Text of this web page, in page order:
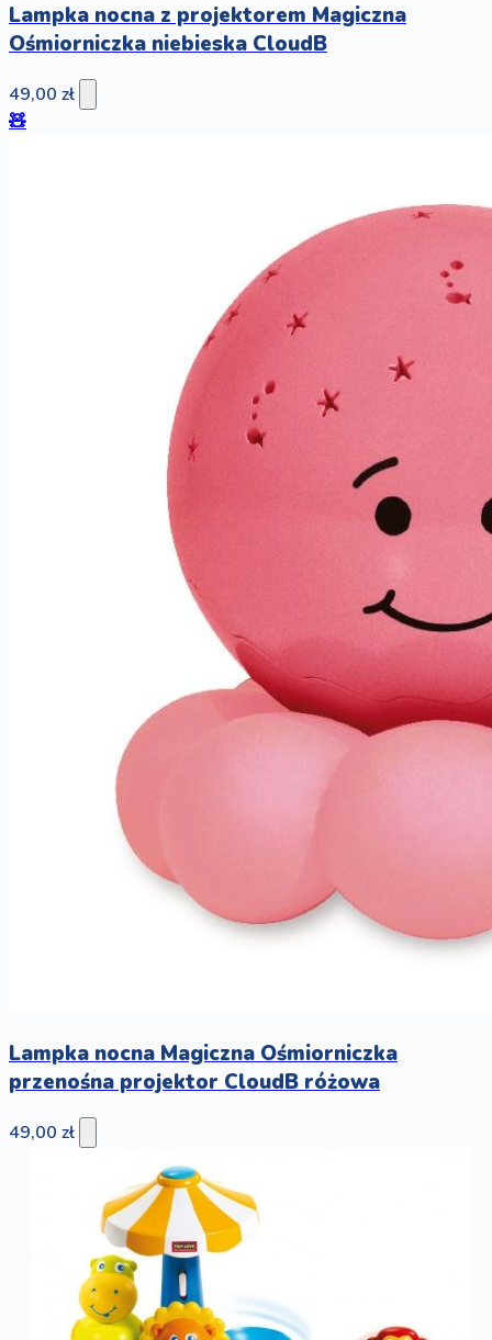
Lampka nocna z projektorem Magiczna
Ośmiorniczka niebieska CloudB
49,00 zł
🧸
Lampka nocna Magiczna Ośmiorniczka
przenośna projektor CloudB różowa
49,00 zł